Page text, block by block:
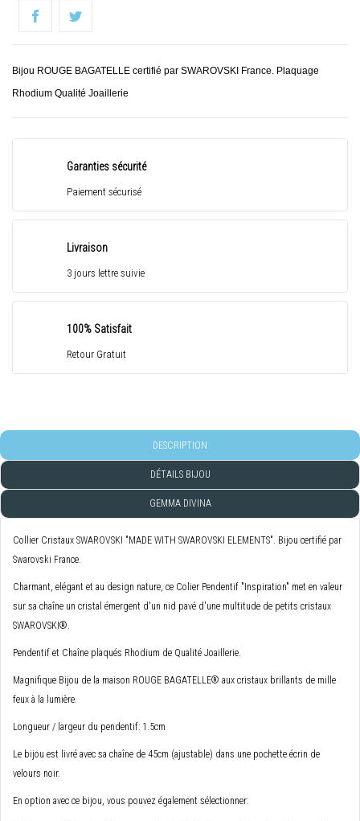
Bijou ROUGE BAGATELLE certifié par SWAROVSKI France. Plaquage
Rhodium Qualité Joaillerie
Garanties sécurité
Paiement sécurisé
Livraison
3 jours lettre suivie
100% Satisfait
Retour Gratuit
DESCRIPTION
DÉTAILS BIJOU
GEMMA DIVINA
Collier Cristaux SWAROVSKI "MADE WITH SWAROVSKI ELEMENTS". Bijou certifié par
Swarovski France.
Charmant, elégant et au design nature, ce Colier Pendentif "Inspiration" met en valeur
sur sa chaîne un cristal émergent d'un nid pavé d'une multitude de petits cristaux
SWAROVSKI®.
Pendentif et Chaîne plaqués Rhodium de Qualité Joaillerie.
Magnifique Bijou de la maison ROUGE BAGATELLE® aux cristaux brillants de mille
feux à la lumière.
Longueur / largeur du pendentif: 1.5cm
Le bijou est livré avec sa chaîne de 45cm (ajustable) dans une pochette écrin de
velours noir.
En option avec ce bijou, vous pouvez également sélectionner: